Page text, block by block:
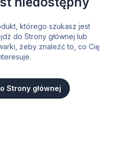
którego szukasz jest
do Strony głównej lub
żeby znaleźć to, co Cię
Strony głównej